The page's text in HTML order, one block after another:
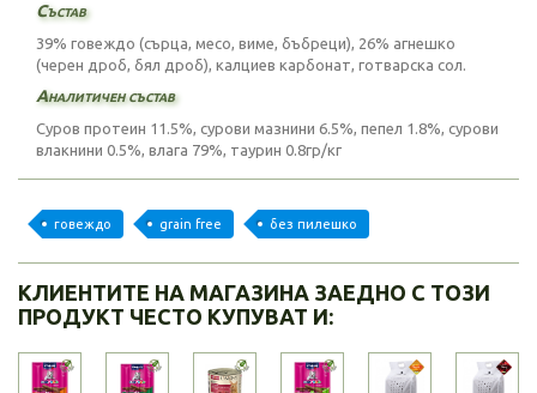
Състав
39% говеждо (сърца, месо, виме, бъбреци), 26% агнешко
(черен дроб, бял дроб), калциев карбонат, готварска сол.
Аналитичен състав
Суров протеин 11.5%, сурови мазнини 6.5%, пепел 1.8%, сурови
влакнини 0.5%, влага 79%, таурин 0.8гр/кг
говеждо grain free без пилешко
КЛИЕНТИТЕ НА МАГАЗИНА ЗАЕДНО С ТОЗИ
ПРОДУКТ ЧЕСТО КУПУВАТ И: